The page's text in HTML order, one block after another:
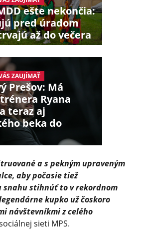
ešte nekončia:
pred úradom
až do večera
ZAUJÍMAŤ
Prešov: Má
Ryana
teraz aj
beka do
a s pekným upraveným
aby počasie tiež
snahu stihnúť to v rekordnom
kupko už čoskoro
návštevníkmi z celého
sieti MPS.